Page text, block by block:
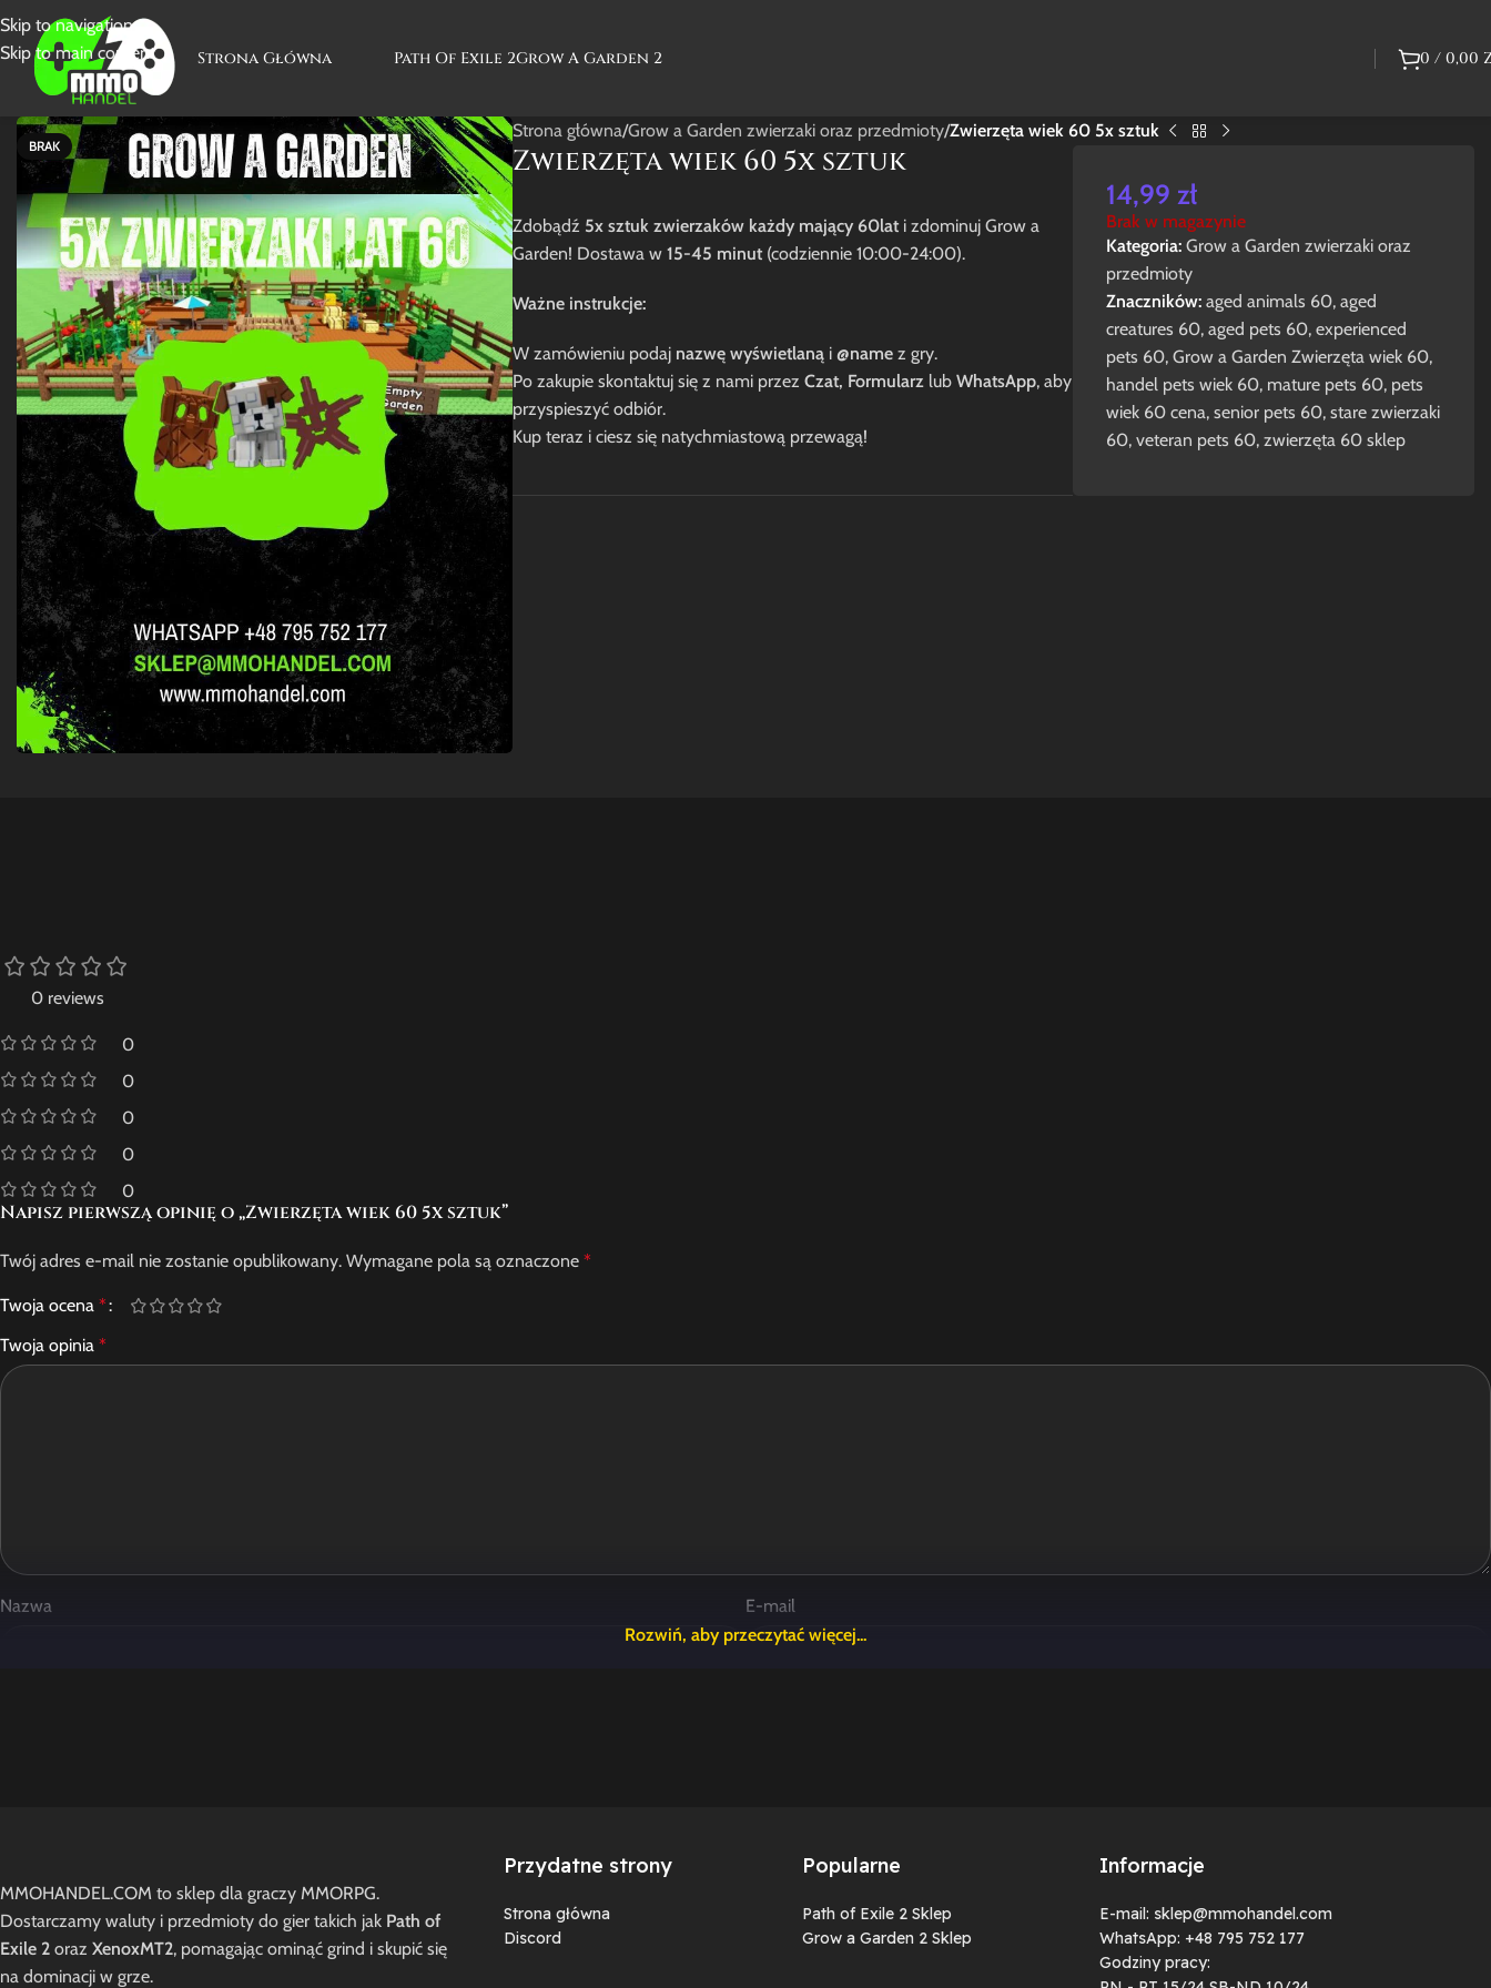
Skip to navigation
Skip to main content
Strona Główna Path Of Exile 2Grow A Garden 2 0 / 0,00
BRAK
Strona główna/Grow a Garden zwierzaki oraz przedmioty/Zwierzęta wiek 60 5x sztuk
Zwierzęta wiek 60 5x sztuk
Zdobądź 5x sztuk zwierzaków każdy mający 60lat i zdominuj Grow a
Garden! Dostawa w 15-45 minut(codziennie 10:00-24:00).
Ważne instrukcje:
W zamówieniu podaj nazwę wyświetlanąi @namez gry.
Po zakupie skontaktuj się z nami przez Czat, Formularz lub WhatsApp, aby
przyspieszyć odbiór.
Kup teraz i ciesz się natychmiastową przewagą!
14,99 zł
Brak w magazynie
Kategoria: Grow a Garden zwierzaki oraz
przedmioty
Znaczników: aged animals 60, aged
creatures 60, aged pets 60, experienced
pets 60, Grow a Garden Zwierzęta wiek 60,
handel pets wiek 60, mature pets 60, pets
wiek 60 cena, senior pets 60, stare zwierzaki
60, veteran pets 60, zwierzęta 60 sklep
0 reviews
0
0
0
0
0
Na razie nie ma opinii o produkcie.
Napisz pierwszą opinię o „Zwierzęta wiek 60 5x sztuk”
Twój adres e-mail nie zostanie opublikowany. Wymagane pola są oznaczone *
Twoja ocena *
Twoja opinia *
Nazwa E-mail
MMOHANDEL.COM to sklep dla graczy MMORPG.
Dostarczamy waluty i przedmioty do gier takich jak Path of
Exile 2 oraz XenoxMT2, pomagając ominąć grind i skupić się
na dominacji w grze.
Przydatne strony
Strona główna
Discord
Popularne
Path of Exile 2 Sklep
Grow a Garden 2 Sklep
Informacje
E-mail: sklep@mmohandel.com
WhatsApp: +48 795 752 177
Godziny pracy: